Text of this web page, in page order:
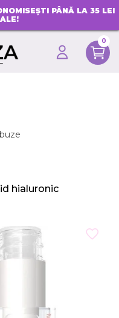
PÂNĂ LA 35 LEI
0
hialuronic